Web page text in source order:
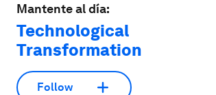
Mantente al día:
Technological
Transformation
Follow